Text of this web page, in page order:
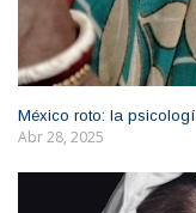
México roto: la
Abr 28, 2025